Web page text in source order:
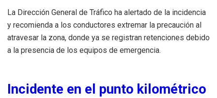
La Dirección General de Tráfico ha alertado de la incidencia
y recomienda a los conductores extremar la precaución al
atravesar la zona, donde ya se registran retenciones debido
a la presencia de los equipos de emergencia.
Incidente en el punto kilométrico